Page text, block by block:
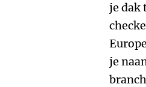
je dak
je